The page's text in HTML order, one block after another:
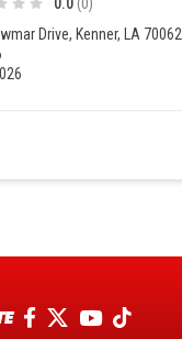
Drive, Kenner, LA 70062